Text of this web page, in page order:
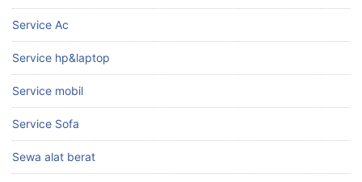
Service Ac
Service hp&laptop
Service mobil
Service Sofa
Sewa alat berat